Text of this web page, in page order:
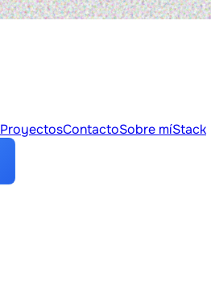
ProyectosContactoSobre míStack